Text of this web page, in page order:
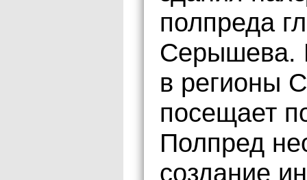
полпреда
Серышева.
в регионы
посещает
Полпред
создание